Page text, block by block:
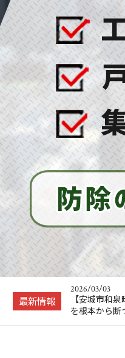
最新情報
2025/07/16
ハト対策の決
に保つ秘訣と
2026/04/23
工場のハト被
愛知県の製
2026/03/03
【安城市和
を根本から